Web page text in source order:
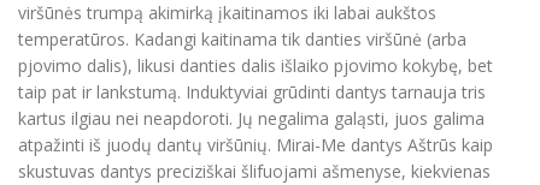
viršūnės trumpą akimirką įkaitinamos iki labai aukštos
temperatūros. Kadangi kaitinama tik danties viršūnė (arba
pjovimo dalis), likusi danties dalis išlaiko pjovimo kokybę, bet
taip pat ir lankstumą. Induktyviai grūdinti dantys tarnauja tris
kartus ilgiau nei neapdoroti. Jų negalima galąsti, juos galima
atpažinti iš juodų dantų viršūnių. Mirai-Me dantys Aštrūs kaip
skustuvas dantys preciziškai šlifuojami ašmenyse, kiekvienas